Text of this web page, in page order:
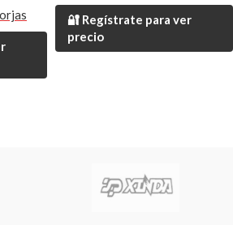
🔐 Regístrate para ver
precio